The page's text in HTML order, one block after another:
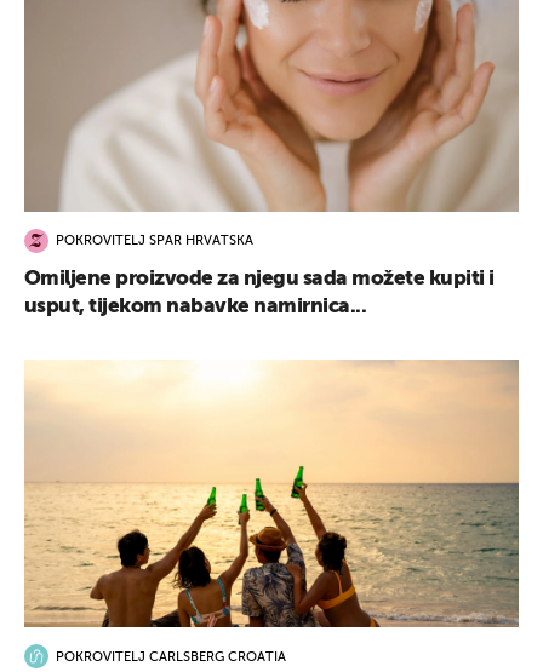
POKROVITELJ SPAR HRVATSKA
Omiljene proizvode za njegu sada možete kupiti i
usput, tijekom nabavke namirnica...
POKROVITELJ CARLSBERG CROATIA